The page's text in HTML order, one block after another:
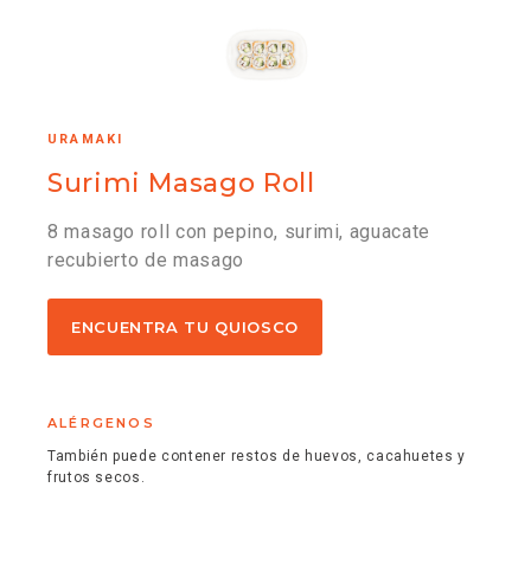
URAMAKI
Surimi Masago Roll
8 masago roll con pepino, surimi, aguacate
recubierto de masago
ENCUENTRA TU QUIOSCO
ALÉRGENOS
También puede contener restos de huevos, cacahuetes y
frutos secos.